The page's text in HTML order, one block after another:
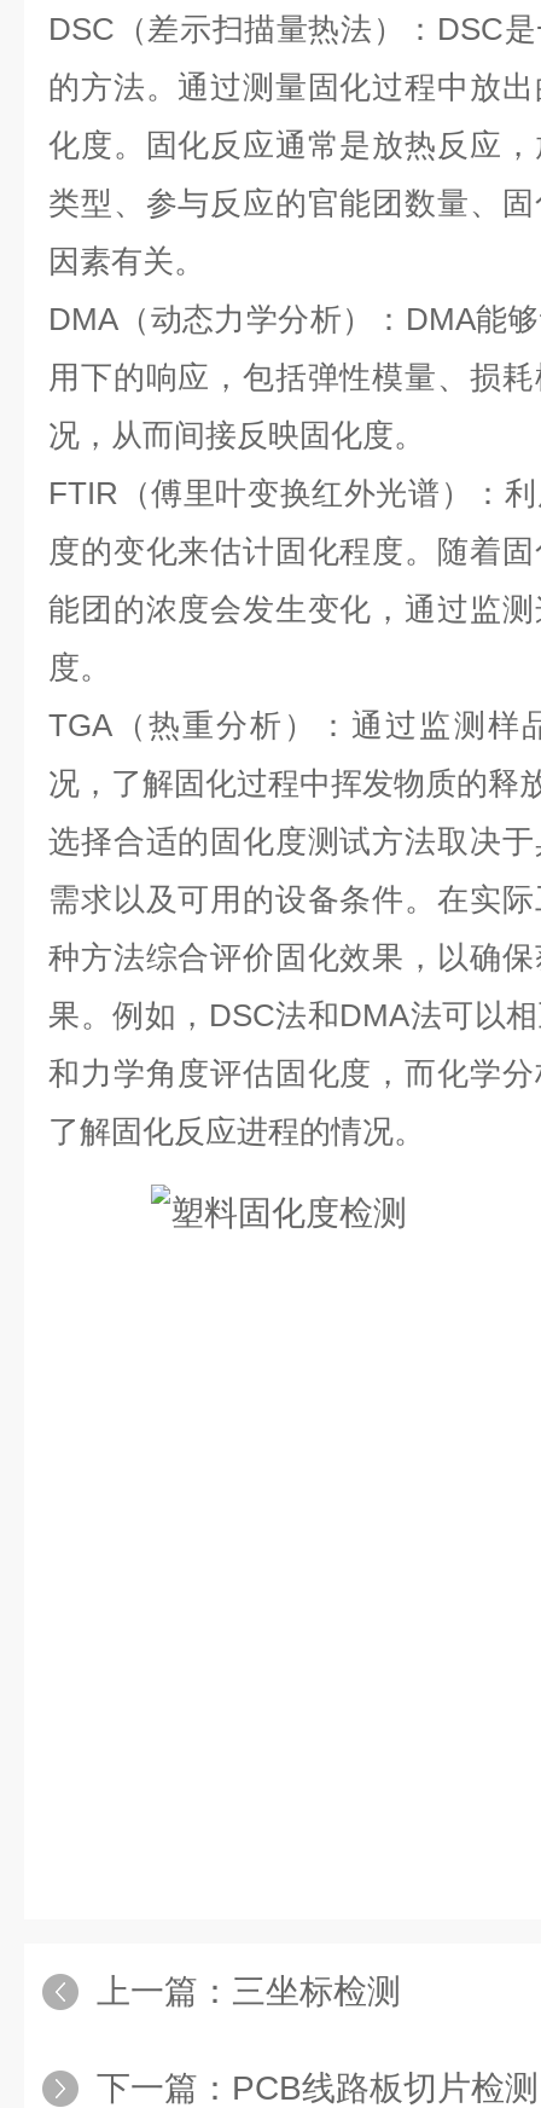
DSC （差示扫描量热法）： DSC
的方法。通过测量固化过程中放
化度。固化反应通常是放热反应
类型、参与反应的官能团数量、
因素有关。
DMA （动态力学分析）： DMA能
用下的响应，包括弹性模量、损
况，从而间接反映固化度。
FTIR （傅里叶变换红外光谱）：
度的变化来估计固化程度。随着
能团的浓度会发生变化，通过监
度。
TGA （热重分析）： 通过监测样
况，了解固化过程中挥发物质的释
选择合适的固化度测试方法取决
需求以及可用的设备条件。在实
种方法综合评价固化效果，以确
果。例如， DSC法和DMA法可以
和力学角度评估固化度，而化学
了解固化反应进程的情况。
上一篇： 三坐标检测
下一篇： PCB线路板切片检测